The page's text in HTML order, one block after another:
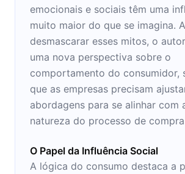
emocionais e sociais têm uma
muito maior do que se imagina.
desmascarar esses mitos, o
uma nova perspectiva sobre o
comportamento do consumidor,
que as empresas precisam
abordagens para se alinhar com
natureza do processo de
O Papel da Influência Social
A lógica do consumo destaca a